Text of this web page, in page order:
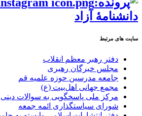
سایت های مرتبط
دفتر رهبر معظم انقلاب
مجلس خبرگان رهبری
جامعه مدرسین حوزه علمیه قم
مجمع جهانی اهل‌بیت (ع)
مرکز ملی پاسخگویی به سوالات دینی
شورای سیاستگذاری ائمه جمعه